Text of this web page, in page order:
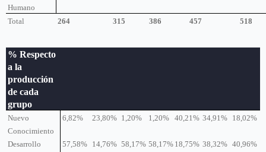
Humano
Total 264 315 386 457 518
% Respecto
a la
producción
de cada
grupo
Nuevo
Conocimiento
6,82% 23,80% 1,20% 1,20% 40,21% 34,91% 18,02%
Desarrollo
57,58% 14,76% 58,17% 58,17% 18,75% 38,32% 40,96%